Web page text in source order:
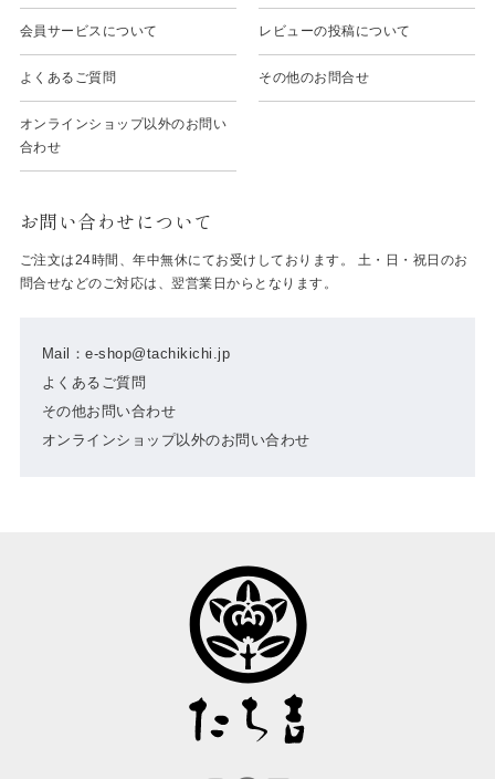
会員サービスについて レビューの投稿について
よくあるご質問 その他のお問合せ
オンラインショップ以外のお問い
合わせ
お問い合わせについて
Mail：e-shop@tachikichi.jp
よくあるご質問
その他お問い合わせ
オンラインショップ以外のお問い合わせ
ご注文は24時間、年中無休にてお受けしております。 土・日・祝日のお
問合せなどのご対応は、翌営業日からとなります。